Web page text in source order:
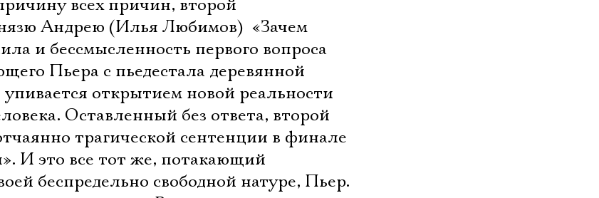
всех причин, второй 
Андрею (Илья Любимов)  «Зачем
и бессмысленность первого вопроса
Пьера с пьедестала деревянной
открытием новой реальности 
Оставленный без ответа, второй
трагической сентенции в финале
И это все тот же, потакающий
беспредельно свободной натуре, Пьер.